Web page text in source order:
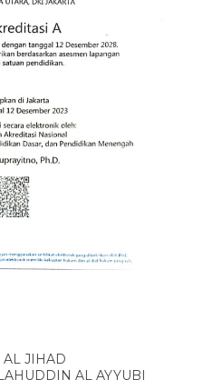
AL JIHAD
AL AYYUBI